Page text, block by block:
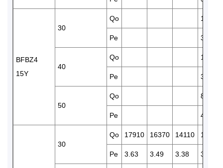
BFBZ4
15Y
30
Qo 12150
Pe 3.32
40
Qo 10190
Pe 3.68
50
Qo 8450
Pe 4.27
30
Qo 17910 16370 14110 12150
Pe 3.63 3.49 3.38 3.32